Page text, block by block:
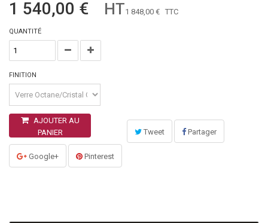
1 540,00 € HT1 848,00 € TTC
QUANTITÉ
FINITION
AJOUTER AU
PANIER
Tweet Partager
Google+ Pinterest